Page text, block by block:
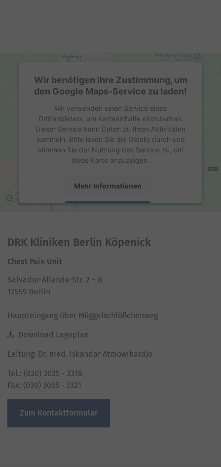
Wir benötigen Ihre Zustimmung, um
den Google Maps-Service zu laden!
Wir verwenden einen Service eines
Drittanbieters, um Karteninhalte einzubetten.
Dieser Service kann Daten zu Ihren Aktivitäten
sammeln. Bitte lesen Sie die Details durch und
stimmen Sie der Nutzung des Service zu, um
diese Karte anzuzeigen.
Mehr Informationen
Platform
DRK Kliniken Berlin Köpenick
Chest Pain Unit
Salvador-Allende-Str. 2 – 8
12559 Berlin
Haupteingang über Müggelschlößchenweg
Download Lageplan
Leitung: Dr. med. Iskandar Atmowihardjo
Tel.: (030) 3035 - 3318
Fax: (030) 3035 - 3321
Zum Kontaktformular